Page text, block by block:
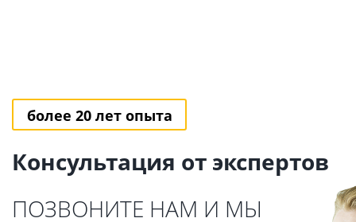
более 20 лет опыта
Консультация от экспертов
ПОЗВОНИТЕ НАМ И МЫ